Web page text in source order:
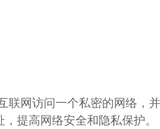
联网访问一个私密的网络，
提高网络安全和隐私保护。